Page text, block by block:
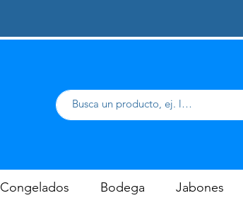
Congelados Bodega Jabones